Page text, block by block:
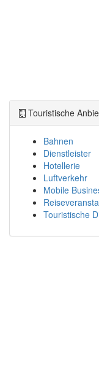
Touristische
Bahnen
Dienstleister
Hotellerie
Luftverkehr
Mobile
Touristische